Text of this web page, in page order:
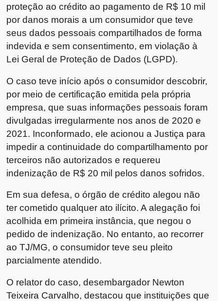
proteção ao crédito ao pagamento de R$ 10 mil
por danos morais a um consumidor que teve
seus dados pessoais compartilhados de forma
indevida e sem consentimento, em violação à
Lei Geral de Proteção de Dados (LGPD).
O caso teve início após o consumidor descobrir,
por meio de certificação emitida pela própria
empresa, que suas informações pessoais foram
divulgadas irregularmente nos anos de 2020 e
2021. Inconformado, ele acionou a Justiça para
impedir a continuidade do compartilhamento por
terceiros não autorizados e requereu
indenização de R$ 20 mil pelos danos sofridos.
Em sua defesa, o órgão de crédito alegou não
ter cometido qualquer ato ilícito. A alegação foi
acolhida em primeira instância, que negou o
pedido de indenização. No entanto, ao recorrer
ao TJ/MG, o consumidor teve seu pleito
parcialmente atendido.
O relator do caso, desembargador Newton
Teixeira Carvalho, destacou que instituições que